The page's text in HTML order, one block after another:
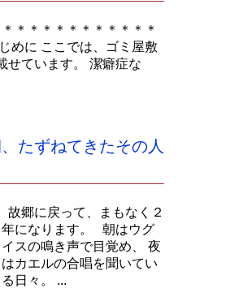
＊＊＊＊＊＊＊＊＊＊＊
めに ここでは、ゴミ屋敷
せています。 潔癖症な
たずねてきたその人
故郷に戻って、まもなく２
年になります。 朝はウグ
イスの鳴き声で目覚め、 夜
はカエルの合唱を聞いてい
る日々。 ...